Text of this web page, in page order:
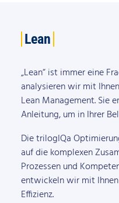
Lean
„Lean“ ist immer eine
analysieren wir mit
Lean Management. Sie
Anleitung, um in Ihrer
Die trilogIQa
auf die komplexen
Prozessen und
entwickeln wir mit
Effizienz.